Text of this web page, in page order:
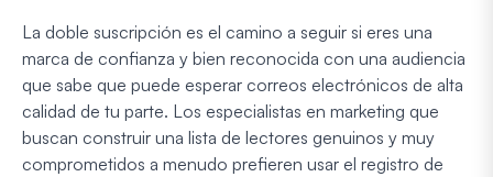
La doble suscripción es el camino a seguir si eres una
marca de confianza y bien reconocida con una audiencia
que sabe que puede esperar correos electrónicos de alta
calidad de tu parte. Los especialistas en marketing que
buscan construir una lista de lectores genuinos y muy
comprometidos a menudo prefieren usar el registro de